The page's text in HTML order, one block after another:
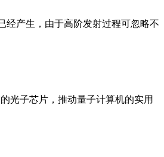
经产生，由于高阶发射过程可忽略不
光子芯片，推动量子计算机的实用